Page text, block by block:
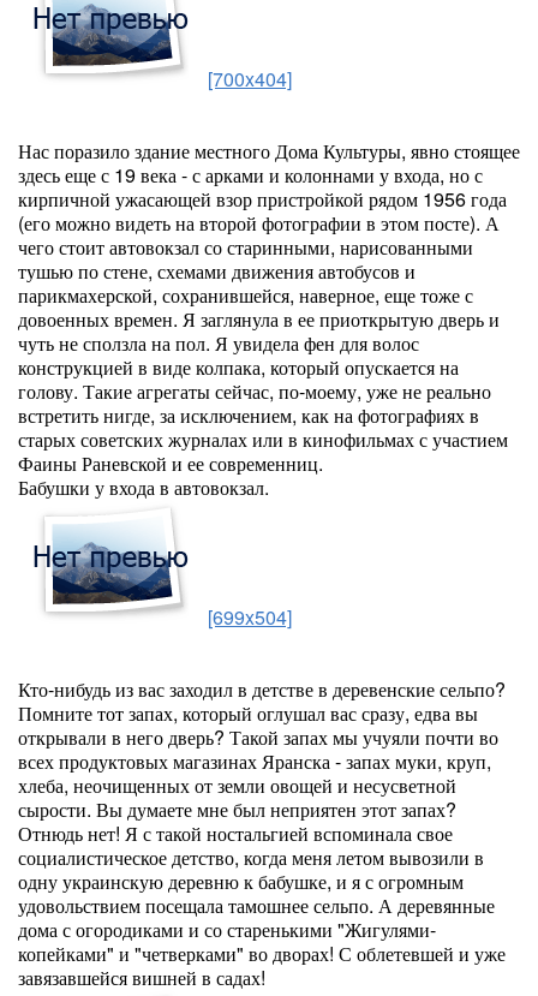
[700x404]
Нас поразило здание местного Дома Культуры, явно стоящее
здесь еще с 19 века - с арками и колоннами у входа, но с
кирпичной ужасающей взор пристройкой рядом 1956 года
(его можно видеть на второй фотографии в этом посте). А
чего стоит автовокзал со старинными, нарисованными
тушью по стене, схемами движения автобусов и
парикмахерской, сохранившейся, наверное, еще тоже с
довоенных времен. Я заглянула в ее приоткрытую дверь и
чуть не сползла на пол. Я увидела фен для волос
конструкцией в виде колпака, который опускается на
голову. Такие агрегаты сейчас, по-моему, уже не реально
встретить нигде, за исключением, как на фотографиях в
старых советских журналах или в кинофильмах с участием
Фаины Раневской и ее современниц.
Бабушки у входа в автовокзал.
[699x504]
Кто-нибудь из вас заходил в детстве в деревенские сельпо?
Помните тот запах, который оглушал вас сразу, едва вы
открывали в него дверь? Такой запах мы учуяли почти во
всех продуктовых магазинах Яранска - запах муки, круп,
хлеба, неочищенных от земли овощей и несусветной
сырости. Вы думаете мне был неприятен этот запах?
Отнюдь нет! Я с такой ностальгией вспоминала свое
социалистическое детство, когда меня летом вывозили в
одну украинскую деревню к бабушке, и я с огромным
удовольствием посещала тамошнее сельпо. А деревянные
дома с огородиками и со старенькими "Жигулями-
копейками" и "четверками" во дворах! С облетевшей и уже
завязавшейся вишней в садах!